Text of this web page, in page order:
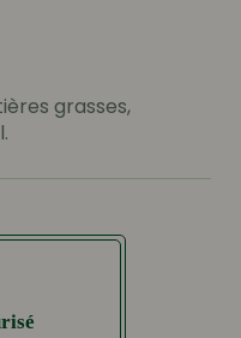
grasses,